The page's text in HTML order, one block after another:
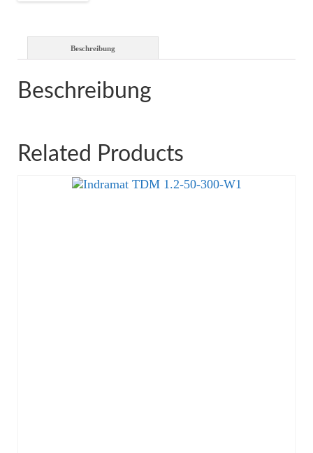
Beschreibung
Beschreibung
Related Products